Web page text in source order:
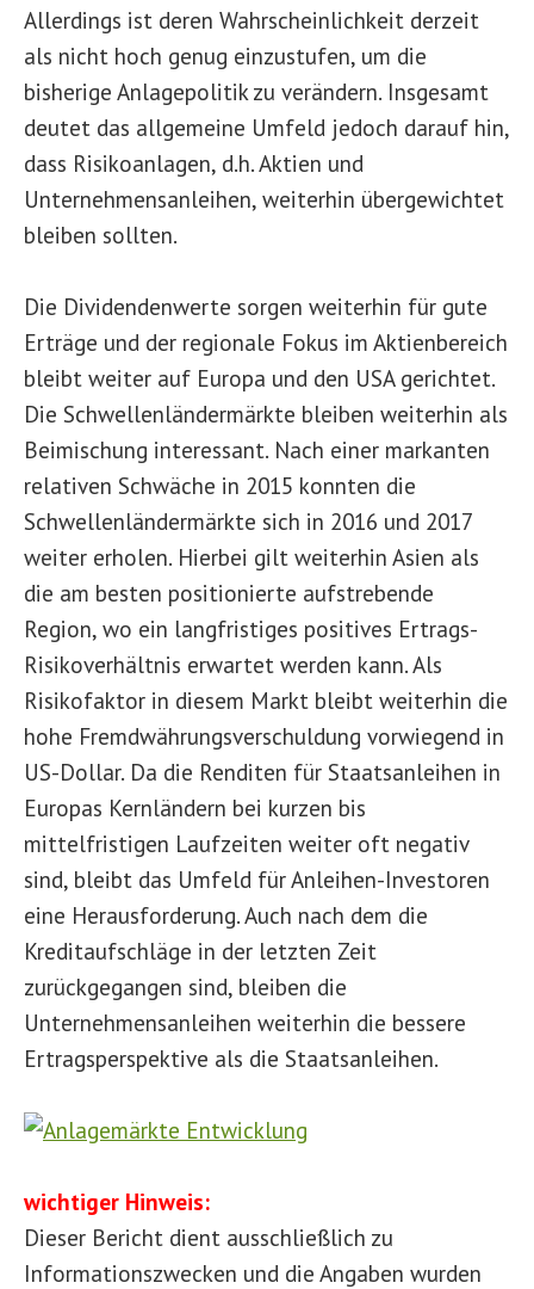
Allerdings ist deren Wahrscheinlichkeit derzeit
als nicht hoch genug einzustufen, um die
bisherige Anlagepolitik zu verändern. Insgesamt
deutet das allgemeine Umfeld jedoch darauf hin,
dass Risikoanlagen, d.h. Aktien und
Unternehmensanleihen, weiterhin übergewichtet
bleiben sollten.
Die Dividendenwerte sorgen weiterhin für gute
Erträge und der regionale Fokus im Aktienbereich
bleibt weiter auf Europa und den USA gerichtet.
Die Schwellenländermärkte bleiben weiterhin als
Beimischung interessant. Nach einer markanten
relativen Schwäche in 2015 konnten die
Schwellenländermärkte sich in 2016 und 2017
weiter erholen. Hierbei gilt weiterhin Asien als
die am besten positionierte aufstrebende
Region, wo ein langfristiges positives Ertrags-
Risikoverhältnis erwartet werden kann. Als
Risikofaktor in diesem Markt bleibt weiterhin die
hohe Fremdwährungsverschuldung vorwiegend in
US-Dollar. Da die Renditen für Staatsanleihen in
Europas Kernländern bei kurzen bis
mittelfristigen Laufzeiten weiter oft negativ
sind, bleibt das Umfeld für Anleihen-Investoren
eine Herausforderung. Auch nach dem die
Kreditaufschläge in der letzten Zeit
zurückgegangen sind, bleiben die
Unternehmensanleihen weiterhin die bessere
Ertragsperspektive als die Staatsanleihen.
wichtiger Hinweis:
Dieser Bericht dient ausschließlich zu
Informationszwecken und die Angaben wurden